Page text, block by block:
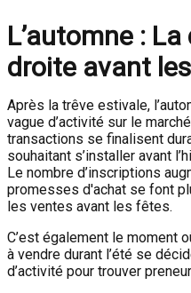
L’automne :
droite avant
Après la trêve estivale,
vague d’activité sur le
transactions se finalisent
souhaitant s’installer avant
Le nombre d’inscriptions
promesses d'achat se font
les ventes avant les fêtes.
C’est également le moment
à vendre durant l’été se
d’activité pour trouver